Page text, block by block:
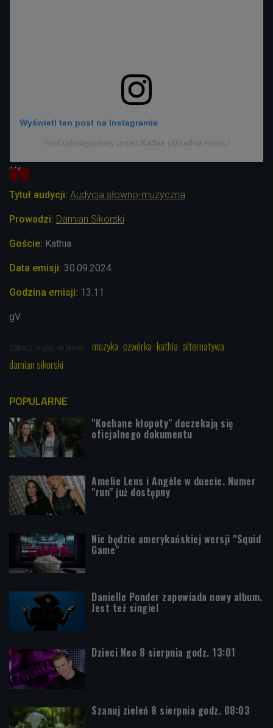
Wyświetl ten post na Instagramie
Post udostępniony przez Kathia (@kathia.music)
***
Tytuł audycji: Audycja słowno-muzyczna
Prowadzi: Damian Sikorski
Goście: Kathia
Data emisji: 30 .09.2024
Godzina emisji: 13.11
gV
Zobacz więcej na temat: muzyka czwórka kathia alternatywa
damian sikorski
POPULARNE
"Kochane kłopoty" doczekają się
oficjalnego dokumentu
Amelie Lens i Angèle w duecie. Numer
"run" już dostępny
Nie będzie amerykańskiej wersji "Squid
Game"
Danielle Ponder zapowiada nowy album.
Jest też singiel
Dzieci Neo 8 sierpnia godz. 13:01
Szanuj zieleń 8 sierpnia godz. 08:03